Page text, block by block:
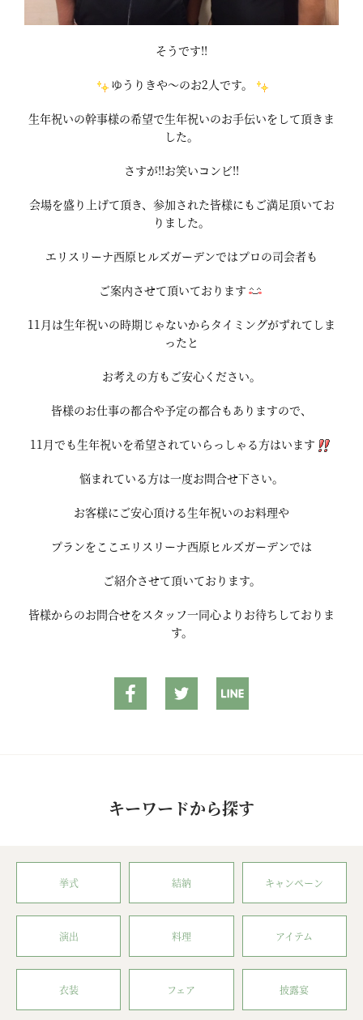
そうです!!
ゆうりきや～のお2人です。
生年祝いの幹事様の希望で生年祝いのお手伝いをして頂きま
した。
さすが!!お笑いコンビ!!
会場を盛り上げて頂き、参加された皆様にもご満足頂いてお
りました。
エリスリーナ西原ヒルズガーデンではプロの司会者も
ご案内させて頂いております
11月は生年祝いの時期じゃないからタイミングがずれてしま
ったと
お考えの方もご安心ください。
皆様のお仕事の都合や予定の都合もありますので、
11月でも生年祝いを希望されていらっしゃる方はいます
悩まれている方は一度お問合せ下さい。
お客様にご安心頂ける生年祝いのお料理や
プランをここエリスリーナ西原ヒルズガーデンでは
ご紹介させて頂いております。
皆様からのお問合せをスタッフ一同心よりお待ちしておりま
す。
キーワードから探す
挙式 結納 キャンペーン
演出 料理 アイテム
衣装 フェア 披露宴